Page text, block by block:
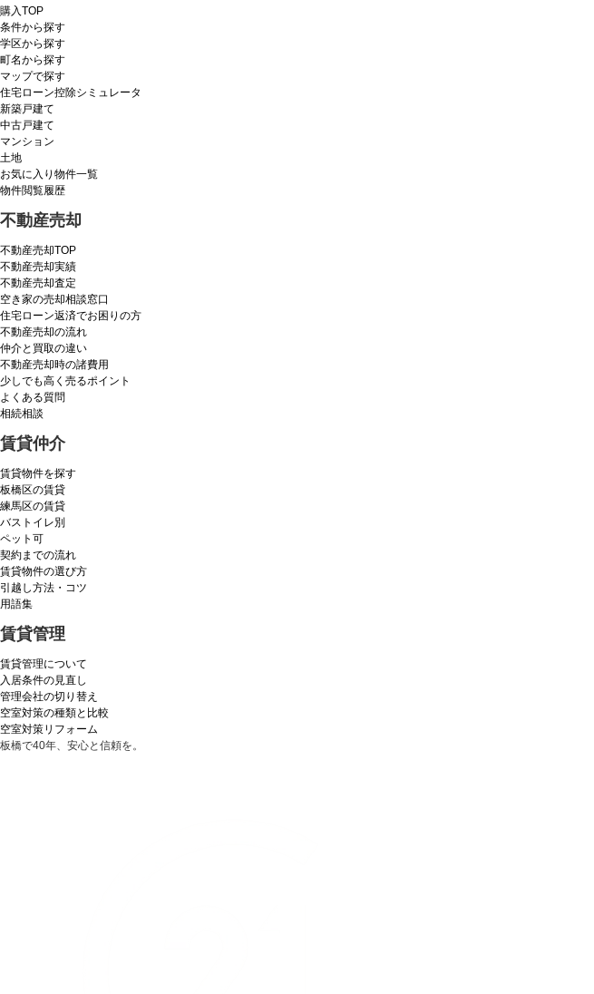
購入TOP
条件から探す
学区から探す
町名から探す
マップで探す
住宅ローン控除シミュレータ
新築戸建て
中古戸建て
マンション
土地
お気に入り物件一覧
物件閲覧履歴
不動産売却
不動産売却TOP
不動産売却実績
不動産売却査定
空き家の売却相談窓口
住宅ローン返済でお困りの方
不動産売却の流れ
仲介と買取の違い
不動産売却時の諸費用
少しでも高く売るポイント
よくある質問
相続相談
賃貸仲介
賃貸物件を探す
板橋区の賃貸
練馬区の賃貸
バストイレ別
ペット可
契約までの流れ
賃貸物件の選び方
引越し方法・コツ
用語集
賃貸管理
賃貸管理について
入居条件の見直し
管理会社の切り替え
空室対策の種類と比較
空室対策リフォーム
板橋で40年、安心と信頼を。